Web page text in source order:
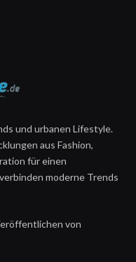
und urbanen Lifestyle.
aus Fashion,
für einen
moderne Trends
von